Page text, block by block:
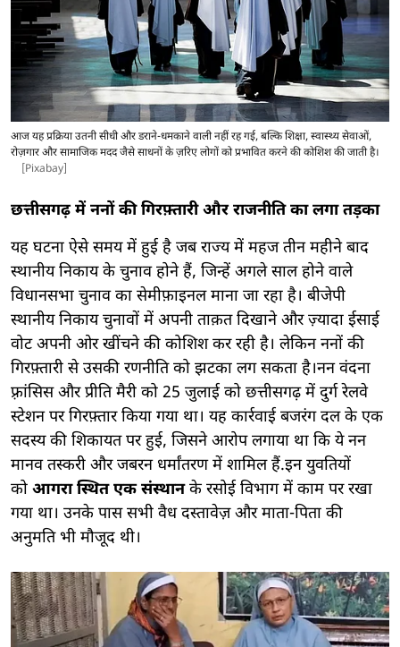
आज यह प्रक्रिया उतनी सीधी और डराने-धमकाने वाली नहीं रह गई, बल्कि शिक्षा, स्वास्थ्य सेवाओं,
रोज़गार और सामाजिक मदद जैसे साधनों के ज़रिए लोगों को प्रभावित करने की कोशिश की जाती है।
[Pixabay]
छत्तीसगढ़ में ननों की गिरफ़्तारी और राजनीति का लगा तड़का
यह घटना ऐसे समय में हुई है जब राज्य में महज तीन महीने बाद
स्थानीय निकाय के चुनाव होने हैं, जिन्हें अगले साल होने वाले
विधानसभा चुनाव का सेमीफ़ाइनल माना जा रहा है। बीजेपी
स्थानीय निकाय चुनावों में अपनी ताक़त दिखाने और ज़्यादा ईसाई
वोट अपनी ओर खींचने की कोशिश कर रही है। लेकिन ननों की
गिरफ़्तारी से उसकी रणनीति को झटका लग सकता है।नन वंदना
फ़्रांसिस और प्रीति मैरी को 25 जुलाई को छत्तीसगढ़ में दुर्ग रेलवे
स्टेशन पर गिरफ़्तार किया गया था। यह कार्रवाई बजरंग दल के एक
सदस्य की शिकायत पर हुई, जिसने आरोप लगाया था कि ये नन
मानव तस्करी और जबरन धर्मांतरण में शामिल हैं.इन युवतियों
को आगरा स्थित एक संस्थानके रसोई विभाग में काम पर रखा
गया था। उनके पास सभी वैध दस्तावेज़ और माता-पिता की
अनुमति भी मौजूद थी।